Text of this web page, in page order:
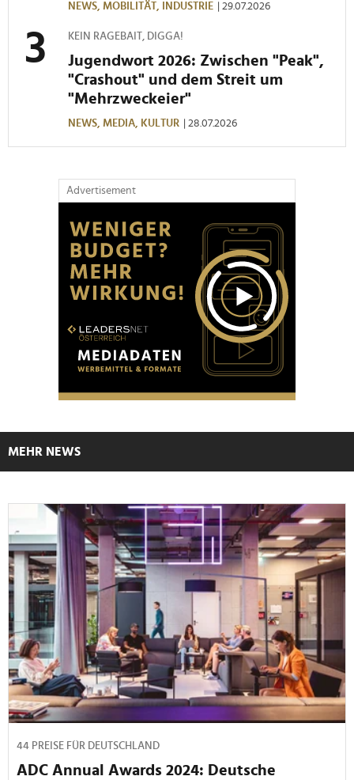
NEWS, MOBILITÄT, INDUSTRIE | 29.07.2026
KEIN RAGEBAIT, DIGGA!
Jugendwort 2026: Zwischen "Peak",
"Crashout" und dem Streit um
"Mehrzweckeier"
NEWS, MEDIA, KULTUR | 28.07.2026
Advertisement
MEHR NEWS
44 PREISE FÜR DEUTSCHLAND
ADC Annual Awards 2024: Deutsche